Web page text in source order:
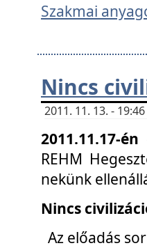
Szakmai
Nincs
2011. 11. 13. -
2011.11.17-
REHM
nekünk
Nincs
Az előadás